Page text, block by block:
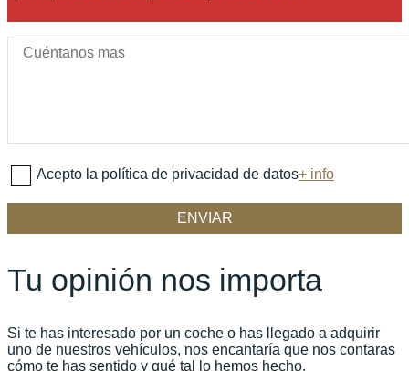
Acepto la política de privacidad de datos+ info
Tu opinión nos importa
Si te has interesado por un coche o has llegado a adquirir
uno de nuestros vehículos, nos encantaría que nos contaras
cómo te has sentido y qué tal lo hemos hecho.